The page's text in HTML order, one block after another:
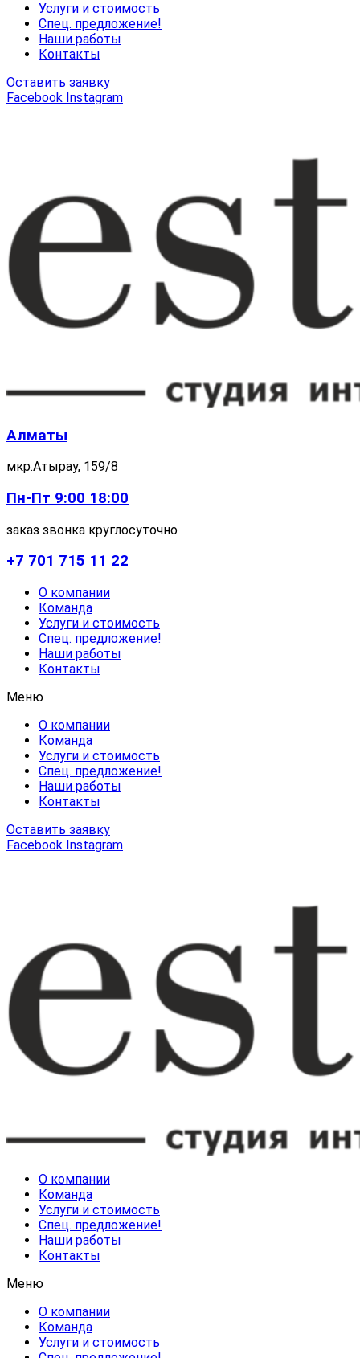
Услуги и стоимость
Спец. предложение!
Наши работы
Контакты
Оставить заявку
Facebook Instagram
Алматы
мкр.Атырау, 159/8
Пн-Пт 9:00 18:00
заказ звонка круглосуточно
+7 701 715 11 22
О компании
Команда
Услуги и стоимость
Спец. предложение!
Наши работы
Контакты
Меню
О компании
Команда
Услуги и стоимость
Спец. предложение!
Наши работы
Контакты
Оставить заявку
Facebook Instagram
О компании
Команда
Услуги и стоимость
Спец. предложение!
Наши работы
Контакты
Меню
О компании
Команда
Услуги и стоимость